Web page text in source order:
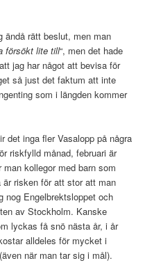
ändå rätt beslut, men man
försökt lite till“, men det hade
jag har något att bevisa för
så just det faktum att inte
som i längden kommer
det inga fler Vasalopp på några
riskfylld månad, februari är
kollegor med barn som
risken för att stor att man
nog Engelbrektsloppet och
av Stockholm. Kanske
lyckas få snö nästa år, i år
alldeles för mycket i
när man tar sig i mål).